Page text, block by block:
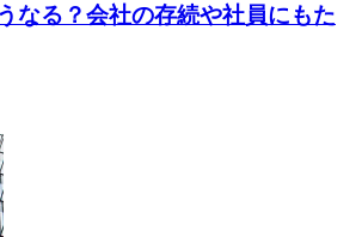
なる？会社の存続や社員にもた